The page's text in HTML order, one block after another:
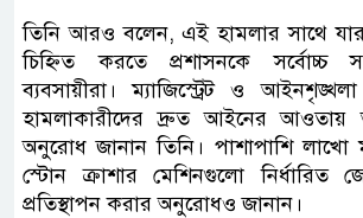
তিনি আরও বলেন, এই হামলার সাথে
চিহ্নিত করতে প্রশাসনকে সর্বোচ্চ
ব্যবসায়ীরা। ম্যাজিস্ট্রেট ও
হামলাকারীদের দ্রুত আইনের আওতায়
অনুরোধ জানান তিনি। পাশাপাশি লাখো
স্টোন ক্রাশার মেশিনগুলো নির্ধারিত
প্রতিস্থাপন করার অনুরোধও জানান।